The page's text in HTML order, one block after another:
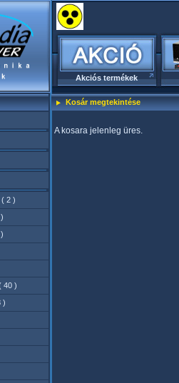
Akciós termékek
2 )
40 )
)
Kosár megtekintése
A kosara jelenleg üres.